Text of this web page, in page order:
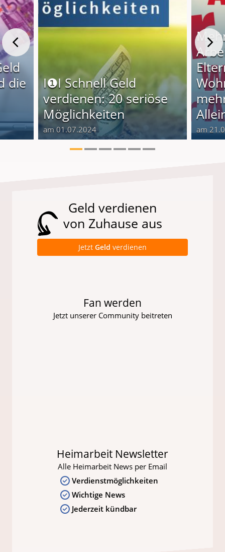
die
I❶I Schnell Geld
verdienen: 20 seriöse
Möglichkeiten
am 01.07.2024 am
Geld verdienen
von Zuhause aus
Jetzt Geld verdienen
Fan werden
Jetzt unserer Community beitreten
Heimarbeit Newsletter
Alle Heimarbeit News per Email
Verdienstmöglichkeiten
Wichtige News
Jederzeit kündbar